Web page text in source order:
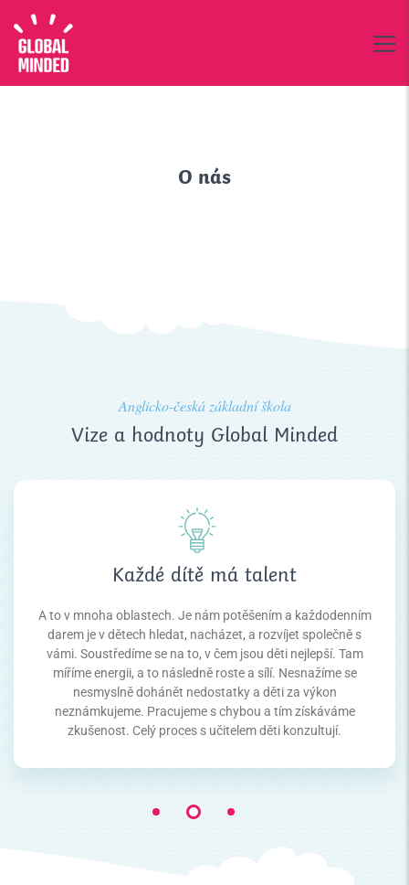
O nás
Anglicko-česká základní škola
Vize a hodnoty Global Minded
Každé dítě má talent
A to v mnoha oblastech. Je nám potěšením a každodenním
darem je v dětech hledat, nacházet, a rozvíjet společně s
vámi. Soustředíme se na to, v čem jsou děti nejlepší. Tam
míříme energii, a to následně roste a sílí. Nesnažíme se
nesmyslně dohánět nedostatky a děti za výkon
neznámkujeme. Pracujeme s chybou a tím získáváme
zkušenost. Celý proces s učitelem děti konzultují.